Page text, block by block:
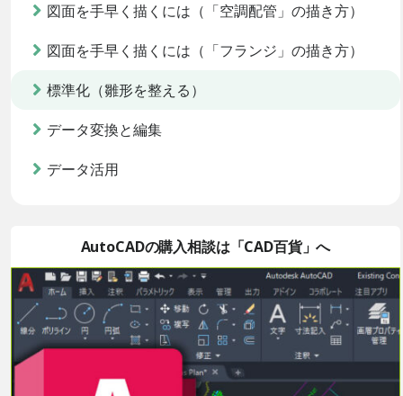
図面を手早く描くには（「空調配管」の描き方）
図面を手早く描くには（「フランジ」の描き方）
標準化（雛形を整える）
データ変換と編集
データ活用
AutoCADの購入相談は「CAD百貨」へ